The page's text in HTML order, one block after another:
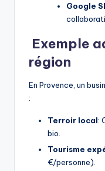
Google
Exemple
région
En Provence, un
:
Terroir local:
bio.
Tourisme
€/personne).